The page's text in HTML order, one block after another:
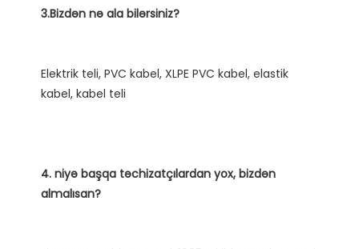
Elektrik teli, PVC kabel, XLPE PVC kabel, elastik
4. niyə başqa təchizatçılardan yox, bizdən